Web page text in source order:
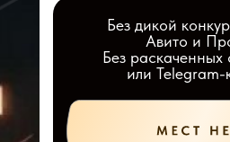
Без дикой
Авито и
Без раскаченных
или Telegram-